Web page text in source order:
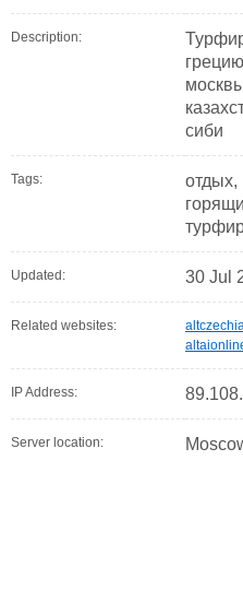
Description:
сиби
Tags:
отдых,
Updated: 30 Jul
Related websites:
IP Address:
Server location: